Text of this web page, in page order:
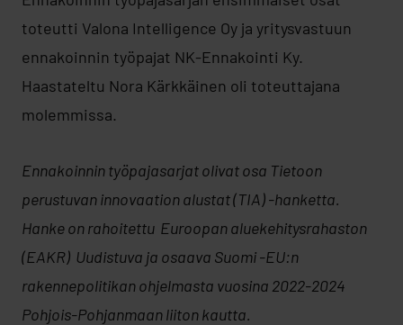
toteutti Valona Intelligence Oy ja yritysvastuun
ennakoinnin työpajat NK-Ennakointi Ky.
Haastateltu Nora Kärkkäinen oli toteuttajana
molemmissa.
Ennakoinnin työpajasarjat olivat osa Tietoon
perustuvan innovaation alustat (TIA) -hanketta.
Hanke on rahoitettu Euroopan aluekehitysrahaston
(EAKR) Uudistuva ja osaava Suomi -EU:n
rakennepolitikan ohjelmasta vuosina 2022-2024
Pohjois-Pohjanmaan liiton kautta.